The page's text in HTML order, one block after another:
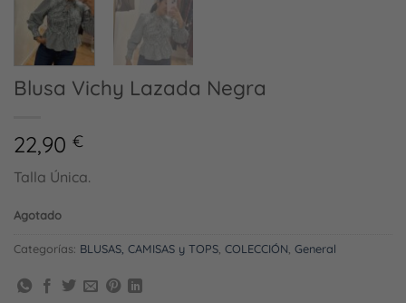
Blusa Vichy Lazada Negra
22,90 €
Talla Única.
Agotado
Categorías: BLUSAS, CAMISAS y TOPS COLECCIÓN General